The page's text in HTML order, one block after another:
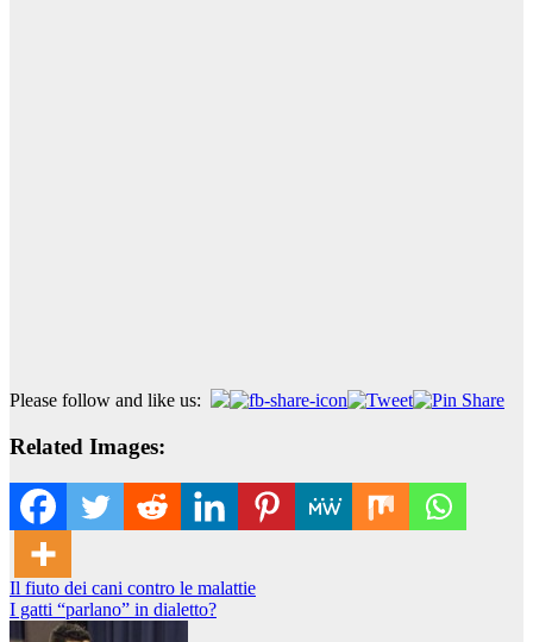
Please follow and like us:
Related Images:
Navigazione
articoli
Il fiuto dei cani contro le malattie
I gatti “parlano” in dialetto?